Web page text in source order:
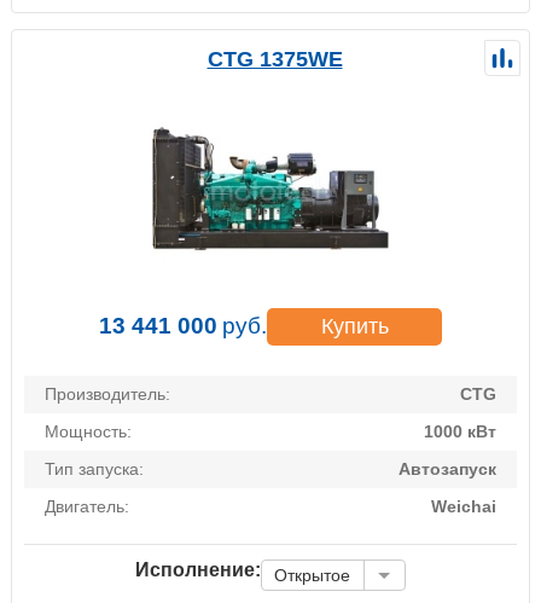
CTG 1375WE
13 441 000 руб. Купить
Производитель:
CTG
Мощность:
1000 кВт
Тип запуска:
Автозапуск
Двигатель:
Weichai
Исполнение: Открытое